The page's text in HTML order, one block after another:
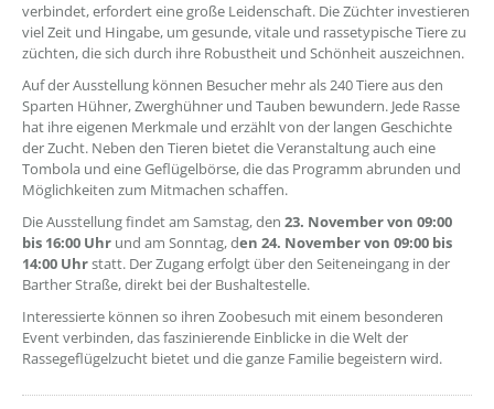
verbindet, erfordert eine große Leidenschaft. Die Züchter investieren
viel Zeit und Hingabe, um gesunde, vitale und rassetypische Tiere zu
züchten, die sich durch ihre Robustheit und Schönheit auszeichnen.
Auf der Ausstellung können Besucher mehr als 240 Tiere aus den
Sparten Hühner, Zwerghühner und Tauben bewundern. Jede Rasse
hat ihre eigenen Merkmale und erzählt von der langen Geschichte
der Zucht. Neben den Tieren bietet die Veranstaltung auch eine
Tombola und eine Geflügelbörse, die das Programm abrunden und
Möglichkeiten zum Mitmachen schaffen.
Die Ausstellung findet am Samstag, den 23. November von 09:00
bis 16:00 Uhr und am Sonntag, den 24. November von 09:00 bis
14:00 Uhrstatt. Der Zugang erfolgt über den Seiteneingang in der
Barther Straße, direkt bei der Bushaltestelle.
Interessierte können so ihren Zoobesuch mit einem besonderen
Event verbinden, das faszinierende Einblicke in die Welt der
Rassegeflügelzucht bietet und die ganze Familie begeistern wird.